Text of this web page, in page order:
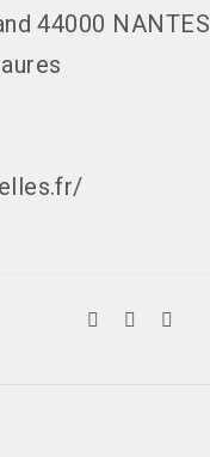
44000 NANTES